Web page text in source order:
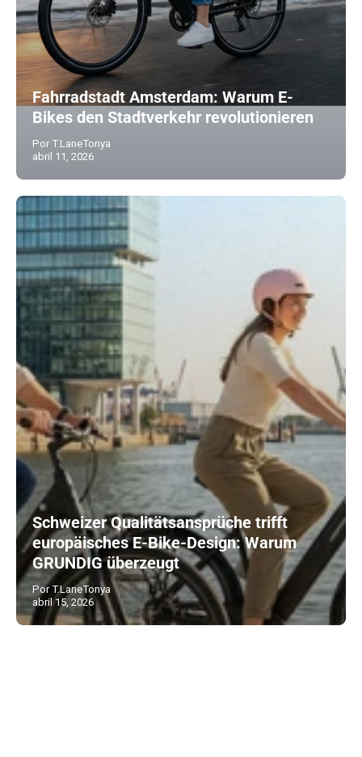
Fahrradstadt Amsterdam: Warum E-
Bikes den Stadtverkehr revolutionieren
Por T.LaneTonya
abril 11, 2026
Schweizer Qualitätsansprüche trifft
europäisches E-Bike-Design: Warum
GRUNDIG überzeugt
Por T.LaneTonya
abril 15, 2026